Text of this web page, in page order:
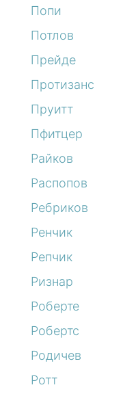
Попи
Потлов
Прейде
Протизанс
Пруитт
Пфитцер
Райков
Распопов
Ребриков
Ренчик
Репчик
Ризнар
Роберте
Робертс
Родичев
Ротт